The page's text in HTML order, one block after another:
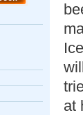
at